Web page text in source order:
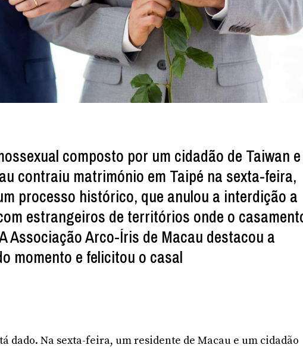
composto por um cidadão de Taiwan e
contraiu matrimónio em Taipé na sexta-feira,
processo histórico, que anulou a interdição a
estrangeiros de territórios onde o
A Associação Arco-Íris de Macau destacou a
momento e felicitou o casal
dado. Na sexta-feira, um residente de Macau e um cidadão